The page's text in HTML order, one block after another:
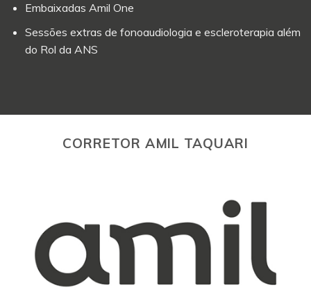
Embaixadas Amil One
Sessões extras de fonoaudiologia e escleroterapia além
do Rol da ANS
CORRETOR AMIL TAQUARI